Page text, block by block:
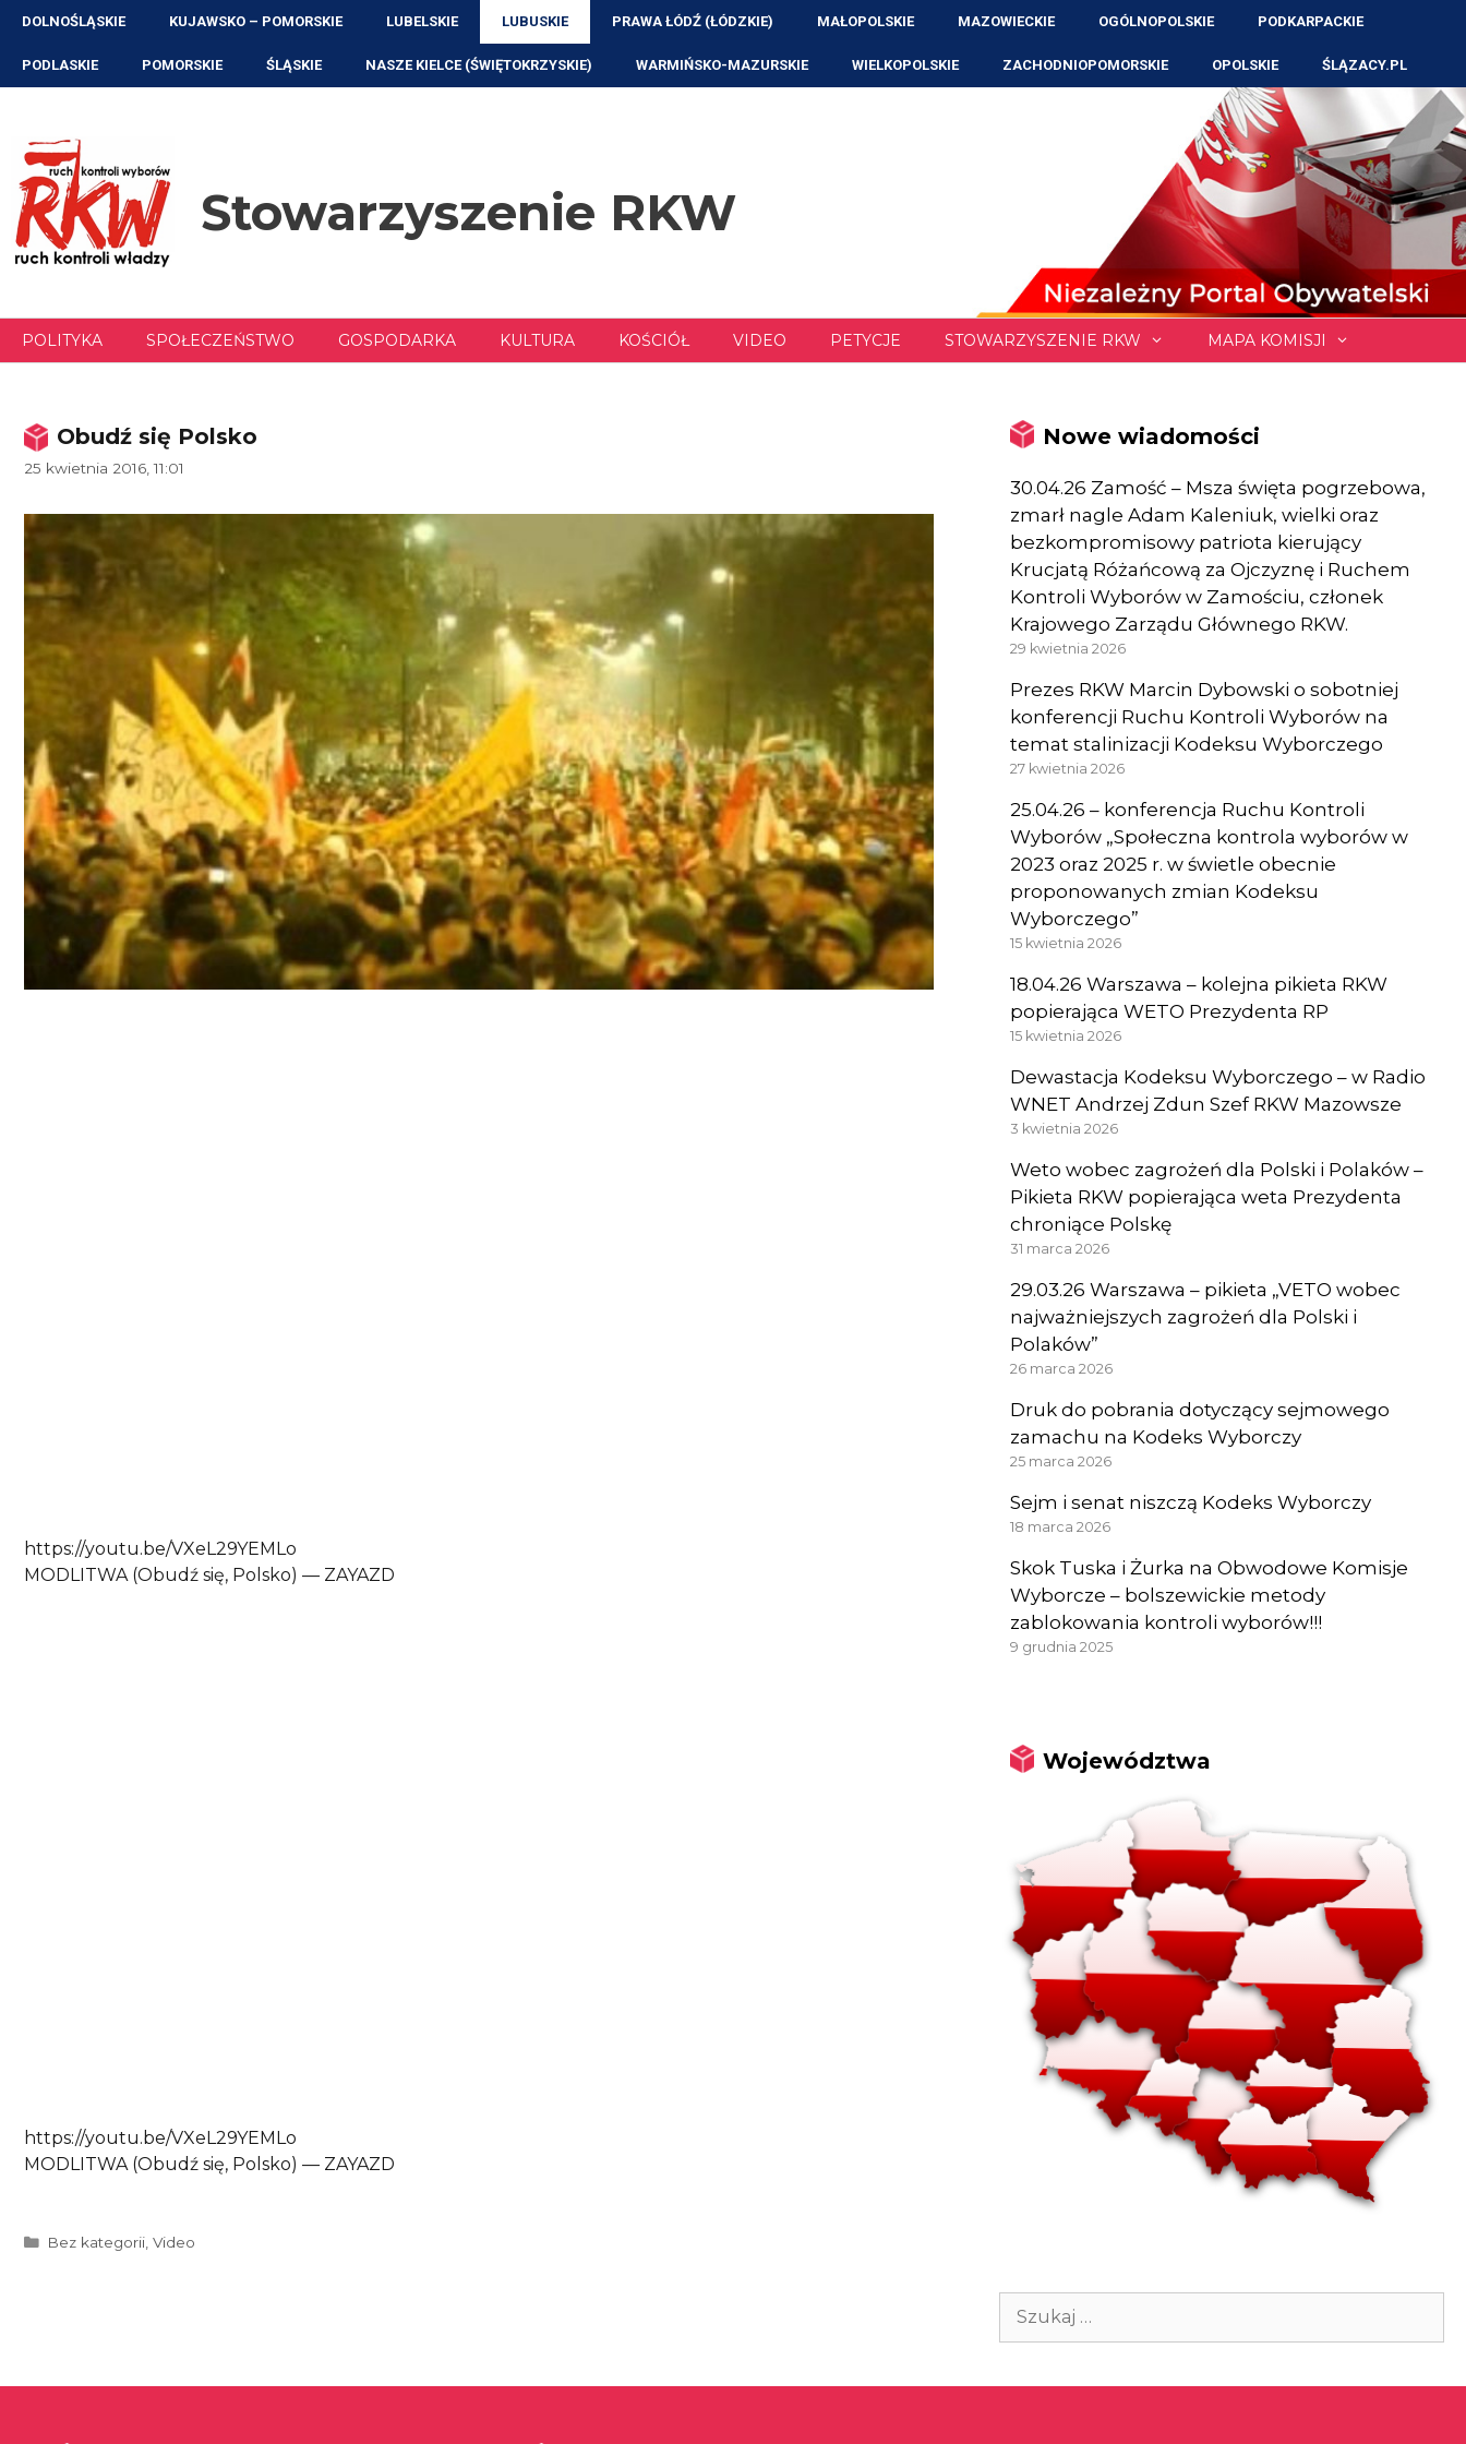
Przejdź
treści
DOLNOŚLĄSKIE KUJAWSKO – POMORSKIE LUBELSKIE LUBUSKIE PRAWA ŁÓDŹ (ŁÓDZKIE) MAŁOPOLSKIE MAZOWIECKIE OGÓLNOPOLSKIE PODKARPACKIE
PODLASKIE POMORSKIE ŚLĄSKIE NASZE KIELCE (ŚWIĘTOKRZYSKIE) WARMIŃSKO-MAZURSKIE WIELKOPOLSKIE ZACHODNIOPOMORSKIE OPOLSKIE ŚLĄZACY.PL
Stowarzyszenie RKW
POLITYKA SPOŁECZEŃSTWO GOSPODARKA KULTURA KOŚCIÓŁ VIDEO PETYCJE STOWARZYSZENIE RKW MAPA KOMISJI
Obudź się Polsko
25 kwietnia 2016, 11:01
https://youtu.be/VXeL29YEMLo
MODLITWA (Obudź się, Polsko) — ZAYAZD
https://youtu.be/VXeL29YEMLo
MODLITWA (Obudź się, Polsko) — ZAYAZD
Kategorie
Bez kategorii ,Video
Nowe wiadomości
30.04.26 Zamość – Msza święta pogrzebowa,
zmarł nagle Adam Kaleniuk, wielki oraz
bezkompromisowy patriota kierujący
Krucjatą Różańcową za Ojczyznę i Ruchem
Kontroli Wyborów w Zamościu, członek
Krajowego Zarządu Głównego RKW.
29 kwietnia 2026
Prezes RKW Marcin Dybowski o sobotniej
konferencji Ruchu Kontroli Wyborów na
temat stalinizacji Kodeksu Wyborczego
27 kwietnia 2026
25.04.26 – konferencja Ruchu Kontroli
Wyborów „Społeczna kontrola wyborów w
2023 oraz 2025 r. w świetle obecnie
proponowanych zmian Kodeksu
Wyborczego”
15 kwietnia 2026
18.04.26 Warszawa – kolejna pikieta RKW
popierająca WETO Prezydenta RP
15 kwietnia 2026
Dewastacja Kodeksu Wyborczego – w Radio
WNET Andrzej Zdun Szef RKW Mazowsze
3 kwietnia 2026
Weto wobec zagrożeń dla Polski i Polaków –
Pikieta RKW popierająca weta Prezydenta
chroniące Polskę
31 marca 2026
29.03.26 Warszawa – pikieta „VETO wobec
najważniejszych zagrożeń dla Polski i
Polaków”
26 marca 2026
Druk do pobrania dotyczący sejmowego
zamachu na Kodeks Wyborczy
25 marca 2026
Sejm i senat niszczą Kodeks Wyborczy
18 marca 2026
Skok Tuska i Żurka na Obwodowe Komisje
Wyborcze – bolszewickie metody
zablokowania kontroli wyborów!!!
9 grudnia 2025
Województwa
Szukaj: